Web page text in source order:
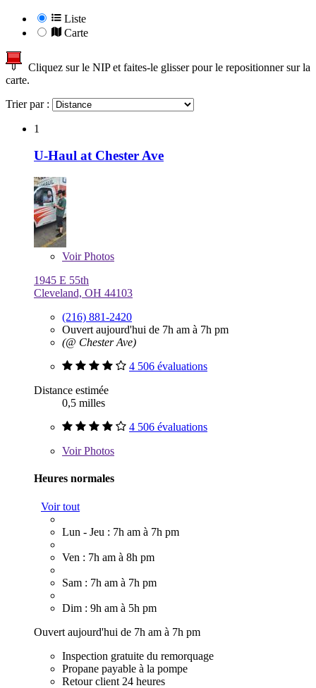
Liste
Carte
Cliquez sur le NIP et faites-le glisser pour le repositionner sur la
carte.
Trier par :
1
U-Haul at Chester Ave
VoirPhotos
1945 E 55th
Cleveland, OH 44103
(216) 881-2420
Ouvert aujourd'hui de 7h am à 7h pm
(@ Chester Ave)
4 506 évaluations
Distance estimée
0,5 milles
4 506 évaluations
VoirPhotos
Heures normales
Voir tout
Lun - Jeu : 7h am à 7h pm
Ven : 7h am à 8h pm
Sam : 7h am à 7h pm
Dim : 9h am à 5h pm
Ouvert aujourd'hui de 7h am à 7h pm
Inspection gratuite du remorquage
Propane payable à la pompe
Retour client 24 heures